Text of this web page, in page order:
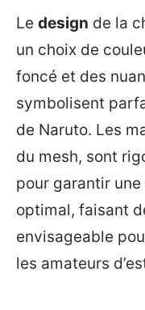
Le design de la
un choix de
foncé et des
symbolisent
de Naruto. Les
du mesh, sont
pour garantir
optimal, faisant
envisageable
les amateurs